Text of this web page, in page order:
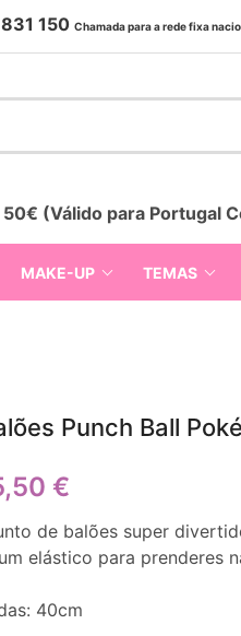
150 Chamada para a rede fixa
(Válido para Portugal
MAKE-UP TEMAS
Punch Ball
€
de balões super
elástico para prenderes
40cm